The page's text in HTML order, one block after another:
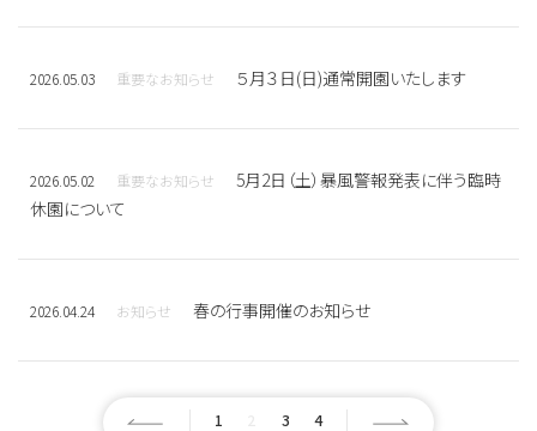
2026.05.03 重要なお知らせ ５月３日(日)通常開園いたします
2026.05.02 重要なお知らせ
5月2日（土）暴風警報発表に伴う臨時
休園について
2026.04.24 お知らせ 春の行事開催のお知らせ
1 3 4